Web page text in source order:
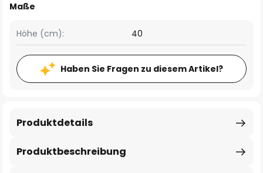
Maße
Höhe (cm): 40
Haben Sie Fragen zu diesem Artikel?
Produktbeschreibung
Produktdetails